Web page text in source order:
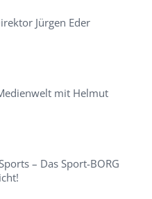
Jürgen Eder
mit Helmut
– Das Sport-BORG